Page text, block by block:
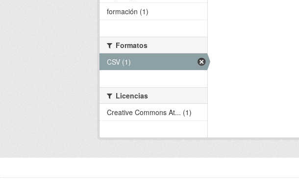
formación (1)
Formatos
CSV (1)
Licencias
Creative Commons At... (1)